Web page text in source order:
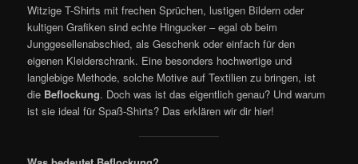
Witzige T-Shirts mit frechen Sprüchen, lustigen Bildern oder
kultigen Grafiken sind echte Hingucker – egal ob beim
Junggesellenabschied, als Geschenk oder einfach für den
eigenen Kleiderschrank. Eine besonders hochwertige und
langlebige Methode, solche Motive auf Textilien zu bringen, ist
die Beflockung. Doch was ist das eigentlich genau? Und warum
ist sie ideal für Spaß-Shirts? Das erklären wir dir hier!